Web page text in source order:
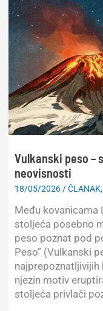
Vulkanski peso –
neovisnosti
18/05/2026 /ČLANAK,
Među kovanicama
stoljeća posebno
peso poznat pod
Peso” (Vulkanski
najprepoznatljivijih
njezin motiv
stoljeća privlači